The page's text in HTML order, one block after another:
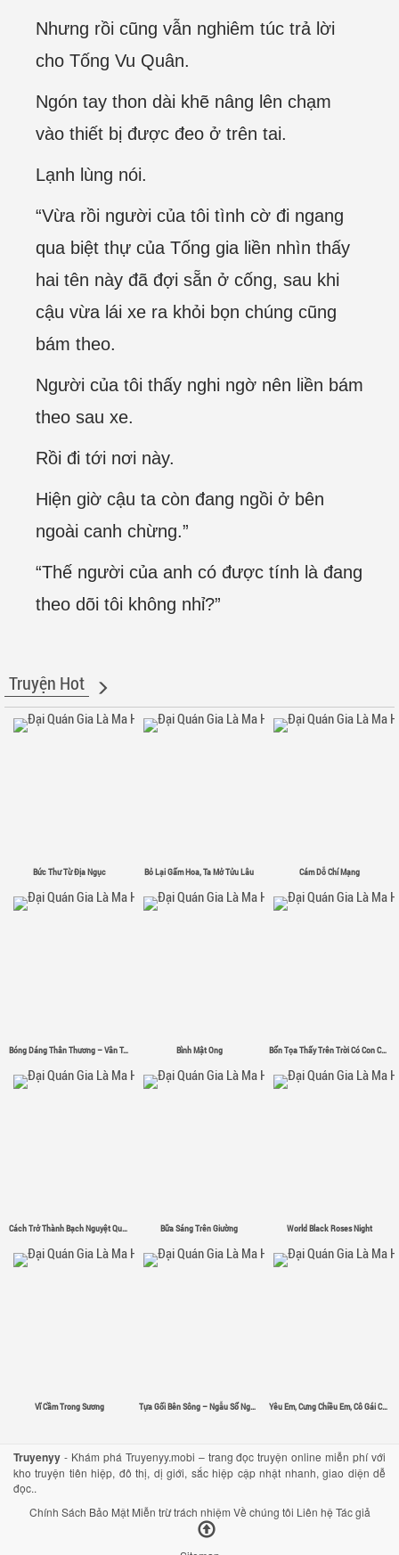
Nhưng rồi cũng vẫn nghiêm túc trả lời
cho Tống Vu Quân.
Ngón tay thon dài khẽ nâng lên chạm
vào thiết bị được đeo ở trên tai.
Lạnh lùng nói.
“Vừa rồi người của tôi tình cờ đi ngang
qua biệt thự của Tống gia liền nhìn thấy
hai tên này đã đợi sẵn ở cống, sau khi
cậu vừa lái xe ra khỏi bọn chúng cũng
bám theo.
Người của tôi thấy nghi ngờ nên liền bám
theo sau xe.
Rồi đi tới nơi này.
Hiện giờ cậu ta còn đang ngồi ở bên
ngoài canh chừng.”
“Thế người của anh có được tính là đang
theo dõi tôi không nhỉ?”
Truyện Hot
Bức Thư Từ Địa Ngục Bỏ Lại Gấm Hoa, Ta Mở Tửu Lâu Cám Dỗ Chí Mạng
Bóng Dáng Thân Thương – Vân Tân Bình Mật Ong Bổn Tọa Thấy Trên Trời Có Con Chim Sắt Σ( ゜- ゜)
Cách Trở Thành Bạch Nguyệt Quang Bữa Sáng Trên Giường World Black Roses Night
Vĩ Cầm Trong Sương Tựa Gối Bên Sông – Ngẫu Sổ Nguyệt Yêu Em, Cưng Chiều Em, Cô Gái Có Đôi Mắt Màu Đỏ Tươi
Truyenyy - Khám phá Truyenyy.mobi – trang đọc truyện online miễn phí với
kho truyện tiên hiệp, đô thị, dị giới, sắc hiệp cập nhật nhanh, giao diện dễ
đọc..
Chính Sách Bảo Mật Miễn trừ trách nhiệm Về chúng tôi Liên hệ Tác giả